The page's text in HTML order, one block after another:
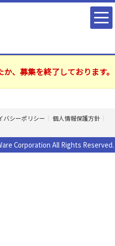
、募集を終了しております。
バシーポリシー
個人情報保護方針
Corporation All Rights Reserved.